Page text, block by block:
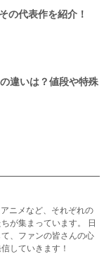
の代表作を紹介！
違いは？値段や特殊
ニメなど、それぞれの
が集まっています。 日
、ファンの皆さんの心
していきます！